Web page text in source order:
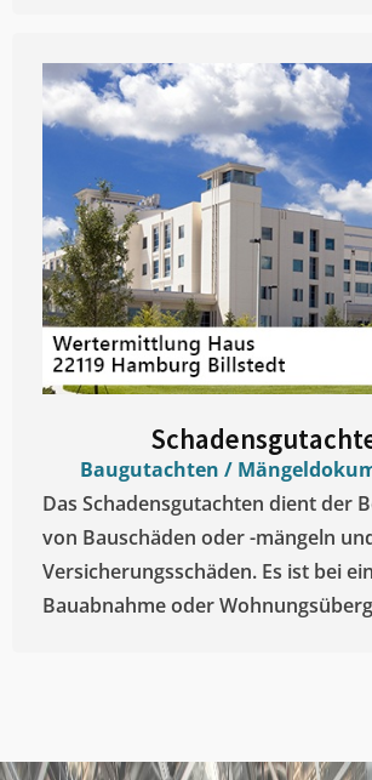
Baugutachten /
Das Schadensgutachten dient der
von Bauschäden oder -mängeln
Versicherungsschäden. Es ist bei
Bauabnahme oder